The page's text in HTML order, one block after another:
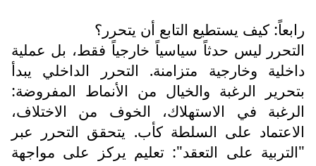
رابعاً: كيف يستطيع التابع أن يتحرر؟
التحرر ليس حدثاً سياسياً خارجياً فقط، بل عملية
داخلية وخارجية متزامنة. التحرر الداخلي يبدأ
بتحرير الرغبة والخيال من الأنماط المفروضة:
الرغبة في الاستهلاك، الخوف من الاختلاف،
الاعتماد على السلطة كأب. يتحقق التحرر عبر
"التربية على التعقد": تعليم يركز على مواجهة